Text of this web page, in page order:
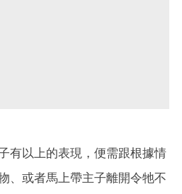
有以上的表現，便需跟根據情
、或者馬上帶主子離開令牠不